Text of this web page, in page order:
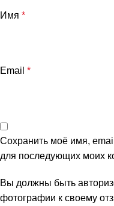
Имя *
Email *
Сохранить моё имя,
для последующих моих
Вы должны быть
фотографии к своему